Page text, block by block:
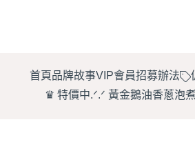
首頁品牌故事VIP會員招募辦法
♛ 特價中.ᐟ.ᐟ 黃金鵝油香蔥泡